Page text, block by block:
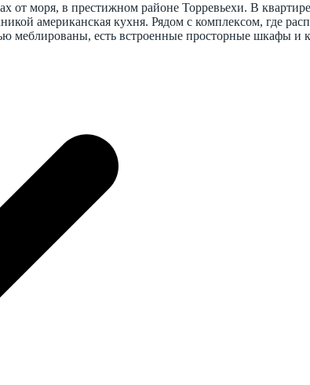
от моря, в престижном районе Торревьехи. В
американская кухня. Рядом с комплексом, где
меблированы, есть встроенные просторные шкафы